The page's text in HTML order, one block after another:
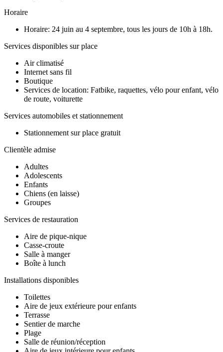
Horaire
Horaire: 24 juin au 4 septembre, tous les jours de 10h à 18h.
Services disponibles sur place
Air climatisé
Internet sans fil
Boutique
Services de location: Fatbike, raquettes, vélo pour enfant, vélo
de route, voiturette
Services automobiles et stationnement
Stationnement sur place gratuit
Clientèle admise
Adultes
Adolescents
Enfants
Chiens (en laisse)
Groupes
Services de restauration
Aire de pique-nique
Casse-croute
Salle à manger
Boîte à lunch
Installations disponibles
Toilettes
Aire de jeux extérieure pour enfants
Terrasse
Sentier de marche
Plage
Salle de réunion/réception